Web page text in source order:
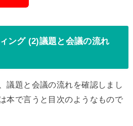
ング (2)議題と会議の流れ
議題と会議の流れを確認しまし
本で言うと目次のようなもので